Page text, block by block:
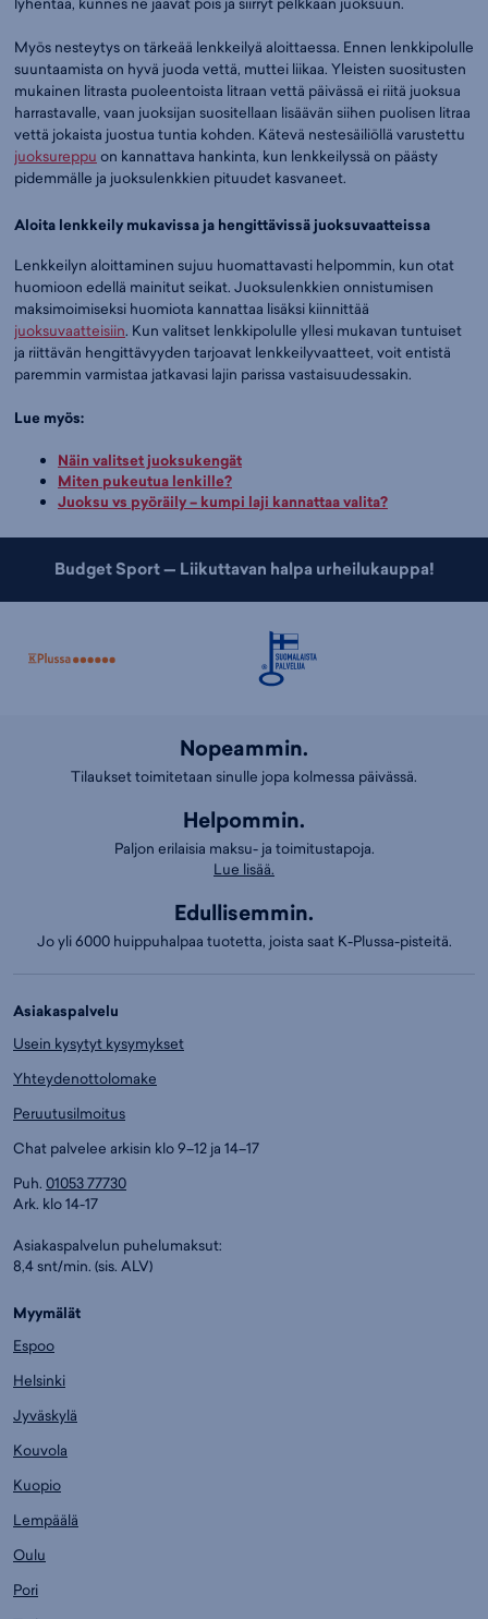
Myös nesteytys on tärkeää lenkkeilyä aloittaessa. Ennen lenkkipolulle
suuntaamista on hyvä juoda vettä, muttei liikaa. Yleisten suositusten
mukainen litrasta puoleentoista litraan vettä päivässä ei riitä juoksua
harrastavalle, vaan juoksijan suositellaan lisäävän siihen puolisen litraa
vettä jokaista juostua tuntia kohden. Kätevä nestesäiliöllä varustettu
juoksureppu on kannattava hankinta, kun lenkkeilyssä on päästy
pidemmälle ja juoksulenkkien pituudet kasvaneet.
Aloita lenkkeily mukavissa ja hengittävissä juoksuvaatteissa
Lenkkeilyn aloittaminen sujuu huomattavasti helpommin, kun otat
huomioon edellä mainitut seikat. Juoksulenkkien onnistumisen
maksimoimiseksi huomiota kannattaa lisäksi kiinnittää
juoksuvaatteisiin. Kun valitset lenkkipolulle yllesi mukavan tuntuiset
ja riittävän hengittävyyden tarjoavat lenkkeilyvaatteet, voit entistä
paremmin varmistaa jatkavasi lajin parissa vastaisuudessakin.
Lue myös:
Näin valitset juoksukengät
Miten pukeutua lenkille?
Juoksu vs pyöräily – kumpi laji kannattaa valita?
Budget Sport — Liikuttavan halpa urheilukauppa!
Nopeammin.
Tilaukset toimitetaan sinulle jopa kolmessa päivässä.
Helpommin.
Paljon erilaisia maksu- ja toimitustapoja.
Lue lisää.
Edullisemmin.
Jo yli 6000 huippuhalpaa tuotetta, joista saat K-Plussa-pisteitä.
Asiakaspalvelu
Usein kysytyt kysymykset
Yhteydenottolomake
Peruutusilmoitus
Chat palvelee arkisin klo 9–12 ja 14–17
Puh. 01053 77730
Ark. klo 14-17
Asiakaspalvelun puhelumaksut:
8,4 snt/min. (sis. ALV)
Myymälät
Espoo
Helsinki
Jyväskylä
Kouvola
Kuopio
Lempäälä
Oulu
Pori